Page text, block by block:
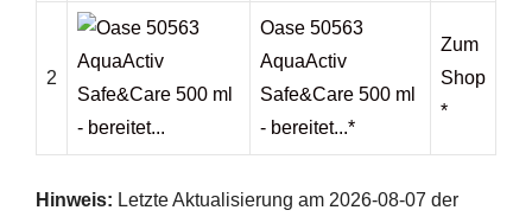
2
Oase 50563
AquaActiv
Safe&Care 500 ml
- bereitet...*
Zum
Shop
*
Hinweis: Letzte Aktualisierung am 2026-08-07 der